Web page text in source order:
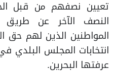
تعيين نصفهم من قبل
النصف الآخر عن طريق
المواطنين الذين لهم
انتخابات المجلس البلدي
عرفتها البحرين.